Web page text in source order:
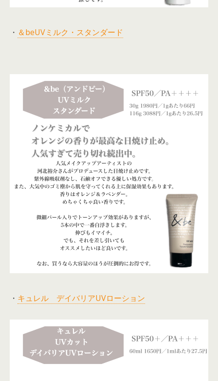
・ ＆beUVミルク・スタンダード
・ キュレル デイバリアUVローション